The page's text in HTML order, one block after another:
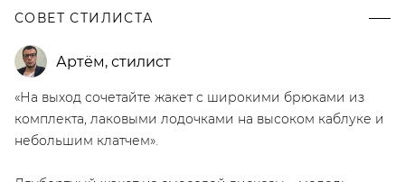
СОВЕТ СТИЛИСТА
Артём, стилист
«На выход сочетайте жакет с широкими брюками из
комплекта, лаковыми лодочками на высоком каблуке и
небольшим клатчем».